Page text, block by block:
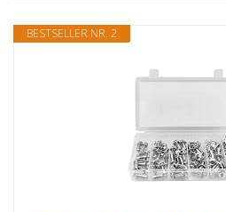
BESTSELLER NR. 2